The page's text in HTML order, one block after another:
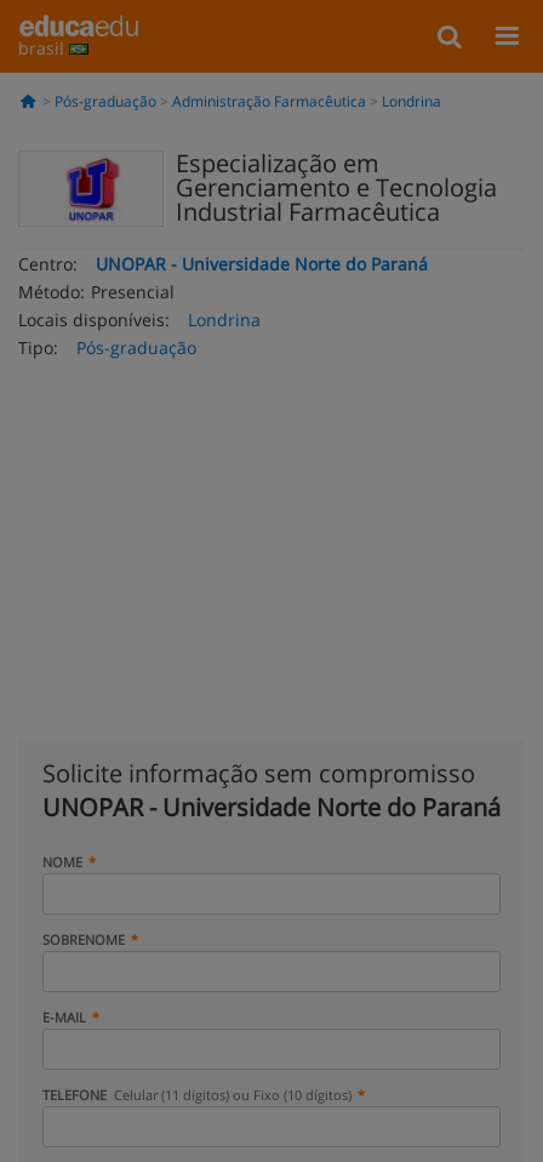
brasil
Pós-graduação Administração Farmacêutica Londrina
Especialização em
Gerenciamento e Tecnologia
Industrial Farmacêutica
Centro:
UNOPAR - Universidade Norte do Paraná
Método: Presencial
Locais disponíveis:
Londrina
Tipo:
Pós-graduação
Solicite informação sem compromisso
UNOPAR - Universidade Norte do Paraná
NOME
SOBRENOME
E-MAIL
TELEFONE Celular (11 dígitos) ou Fixo (10 dígitos)